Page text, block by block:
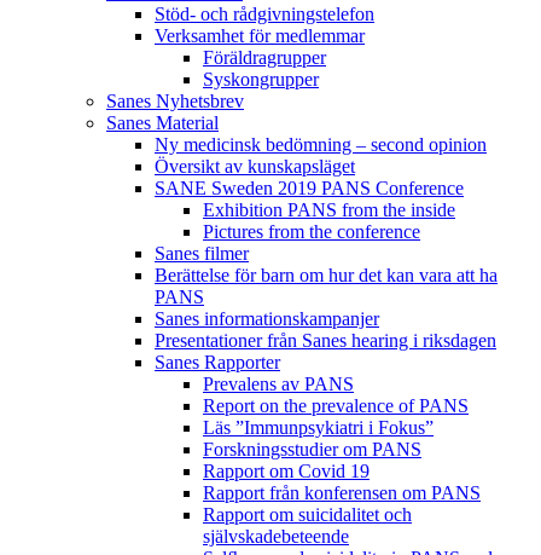
Stöd- och rådgivningstelefon
Verksamhet för medlemmar
Föräldragrupper
Syskongrupper
Sanes Nyhetsbrev
Sanes Material
Ny medicinsk bedömning – second opinion
Översikt av kunskapsläget
SANE Sweden 2019 PANS Conference
Exhibition PANS from the inside
Pictures from the conference
Sanes filmer
Berättelse för barn om hur det kan vara att ha
PANS
Sanes informationskampanjer
Presentationer från Sanes hearing i riksdagen
Sanes Rapporter
Prevalens av PANS
Report on the prevalence of PANS
Läs ”Immunpsykiatri i Fokus”
Forskningsstudier om PANS
Rapport om Covid 19
Rapport från konferensen om PANS
Rapport om suicidalitet och
självskadebeteende